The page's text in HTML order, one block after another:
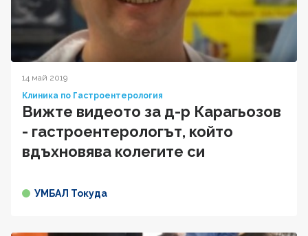
14 май 2019
Клиника по Гастроентерология
Вижте видеото за д-р Карагьозов
- гастроентерологът, който
вдъхновява колегите си
УМБАЛ Токуда